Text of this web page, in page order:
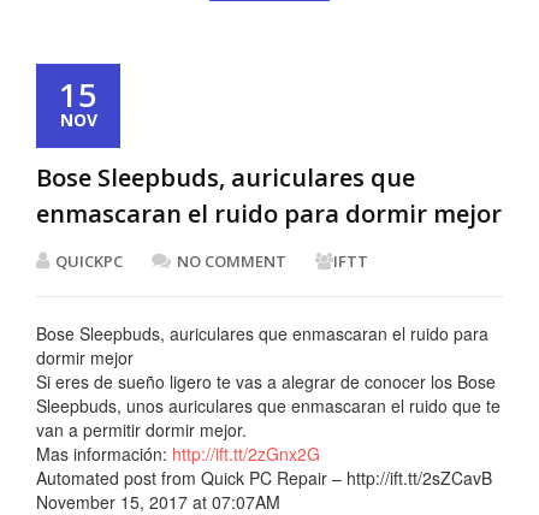
15
NOV
Bose Sleepbuds, auriculares que
enmascaran el ruido para dormir mejor
QUICKPC NO COMMENT IFTT
Bose Sleepbuds, auriculares que enmascaran el ruido para
dormir mejor
Si eres de sueño ligero te vas a alegrar de conocer los Bose
Sleepbuds, unos auriculares que enmascaran el ruido que te
van a permitir dormir mejor.
Mas información: http://ift.tt/2zGnx2G
Automated post from Quick PC Repair – http://ift.tt/2sZCavB
November 15, 2017 at 07:07AM